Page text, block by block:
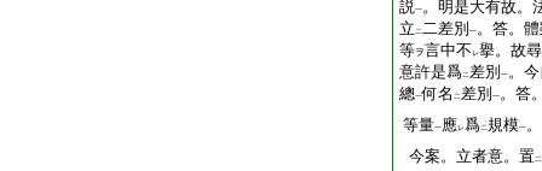
説一。明是大有故。
立 二二差別 一。答。
等ヲ言中不 レ擧。故尋
意許是爲二差別 一。
總一何名 二差別 一。答
等量一應レ爲二規模一
今案。立者意。置二